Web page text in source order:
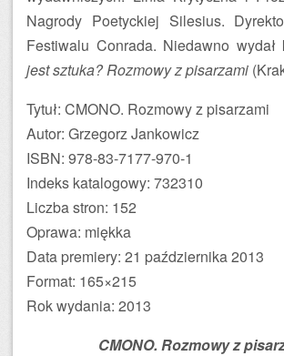
Nagrody Poetyckiej Silesius.
Festiwalu Conrada. Niedawno wydał
jest sztuka? Rozmowy z pisarzami
Tytuł: CMONO. Rozmowy z pisarzami
Autor: Grzegorz Jankowicz
ISBN: 978-83-7177-970-1
Indeks katalogowy: 732310
Liczba stron: 152
Oprawa: miękka
Data premiery: 21 października 2013
Format: 165×215
Rok wydania: 2013
CMONO. Rozmowy z